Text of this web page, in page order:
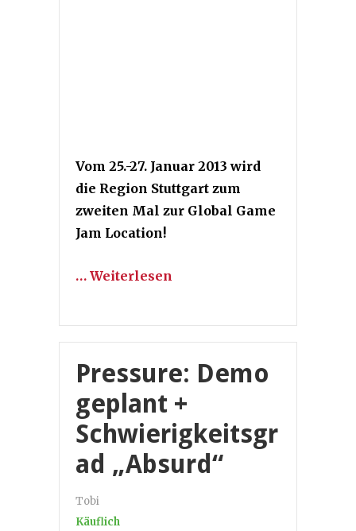
Vom 25.-27. Januar 2013 wird
die Region Stuttgart zum
zweiten Mal zur Global Game
Jam Location!
… Weiterlesen
Pressure: Demo
geplant +
Schwierigkeitsgr
ad „Absurd“
Tobi
Käuflich